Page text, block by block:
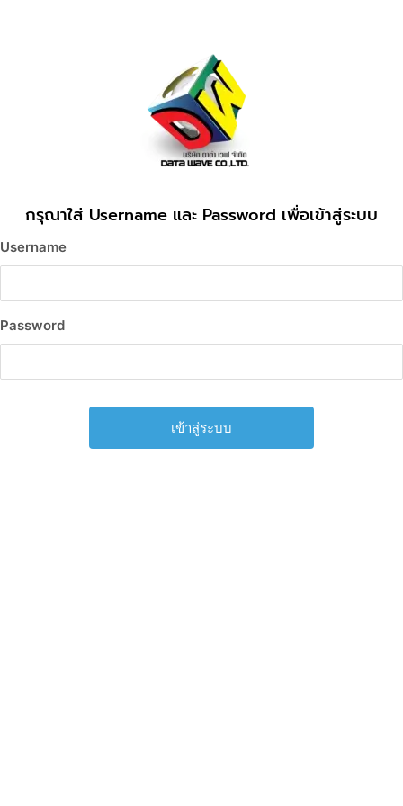
กรุณาใส่ Username และ Password เพื่อเข้าสู่ระบบ
Username
Password